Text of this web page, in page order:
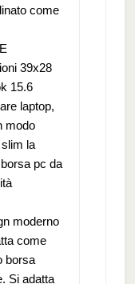
come
39x28
15.6
laptop,
modo
la
pc da
moderno
come
borsa
Si adatta